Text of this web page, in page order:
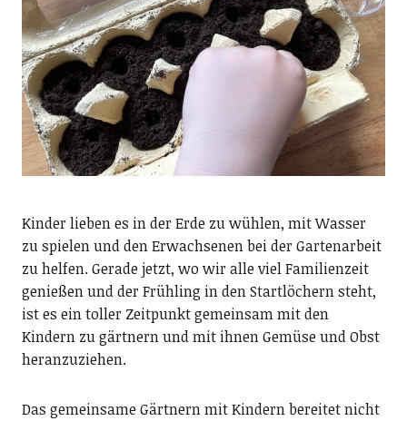
Kinder lieben es in der Erde zu wühlen, mit Wasser
zu spielen und den Erwachsenen bei der Gartenarbeit
zu helfen. Gerade jetzt, wo wir alle viel Familienzeit
genießen und der Frühling in den Startlöchern steht,
ist es ein toller Zeitpunkt gemeinsam mit den
Kindern zu gärtnern und mit ihnen Gemüse und Obst
heranzuziehen.
Das gemeinsame Gärtnern mit Kindern bereitet nicht